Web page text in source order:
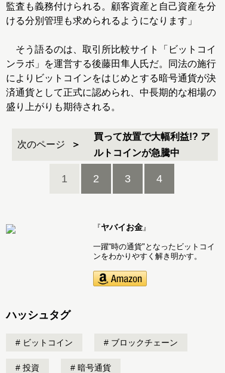
監査も義務付けられる。顧客資産と自己資産を分
ける分別管理も求められるようになります」
そう語るのは、取引所比較サイト「ビットコイ
ンラボ」を運営する後藤田隼人氏だ。同法の施行
によりビットコインをはじめとする暗号通貨が決
済通貨として正式に認められ、中長期的な相場の
盛り上がりも期待される。
次のページ
買って放置で大幅利益!? ア
ルトコインが急騰中
1 2 3 4
『ヤバイお金 』
一躍“時の通貨"となったビットコイ
ンをわかりやすく解き明かす。
ハッシュタグ
ビットコイン ブロックチェーン
投資 暗号通貨